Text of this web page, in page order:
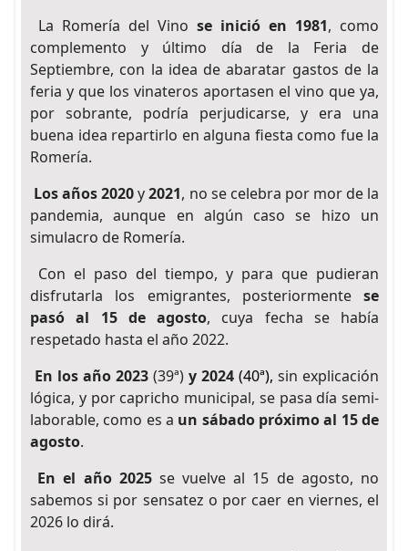
La Romería del Vino se inició en 1981, como
complemento y último día de la Feria de
Septiembre, con la idea de abaratar gastos de la
feria y que los vinateros aportasen el vino que ya,
por sobrante, podría perjudicarse, y era una
buena idea repartirlo en alguna fiesta como fue la
Romería.
Los años 2020y2021, no se celebra por mor de la
pandemia, aunque en algún caso se hizo un
simulacro de Romería.
Con el paso del tiempo, y para que pudieran
disfrutarla los emigrantes, posteriormente se
pasó al 15 de agosto, cuya fecha se había
respetado hasta el año 2022.
En los año 2023 (39ª) y 2024 (40ª), sin explicación
lógica, y por capricho municipal, se pasa día semi-
laborable, como es a un sábado próximo al 15 de
agosto.
En el año 2025se vuelve al 15 de agosto, no
sabemos si por sensatez o por caer en viernes, el
2026 lo dirá.